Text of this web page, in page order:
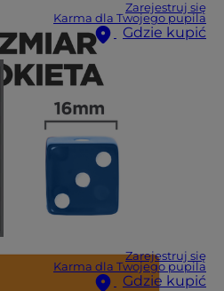
Zarejestruj się
Karma dla Twojego pupila
Gdzie kupić
Zarejestruj się
Karma dla Twojego pupila
Gdzie kupić